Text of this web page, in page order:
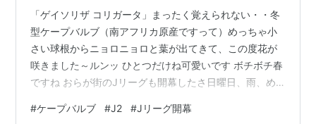
「ゲイソリザ コリガータ」まったく覚えられない・・冬
型ケープバルブ（南アフリカ原産ですって）めっちゃ小
さい球根からニョロニョロと葉が出てきて、この度花が
咲きました～ルンッ ひとつだけね可愛いです ボチボチ春
ですね おらが街のJリーグも開幕したさ日曜日、雨、め
なくてどうする！ 結果・・１－５の負けってどうよ はあ
#ケープバルブ #J2 #Jリーグ開幕